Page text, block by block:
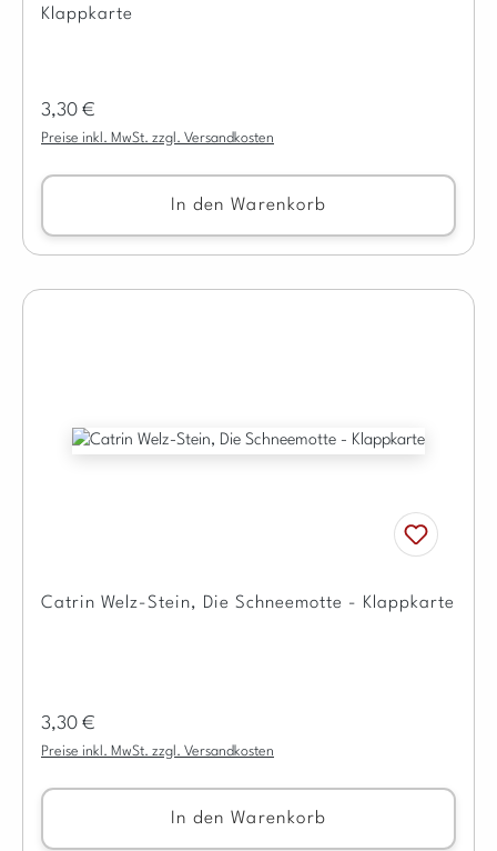
Klappkarte
Regulärer Preis:
3,30 €
Preise inkl. MwSt. zzgl. Versandkosten
In den Warenkorb
Catrin Welz-Stein, Die Schneemotte - Klappkarte
Regulärer Preis:
3,30 €
Preise inkl. MwSt. zzgl. Versandkosten
In den Warenkorb